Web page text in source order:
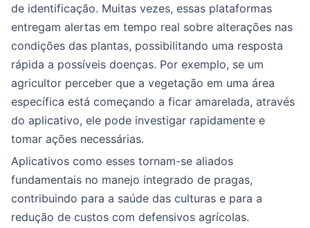
de identificação. Muitas vezes, essas plataformas
entregam alertas em tempo real sobre alterações nas
condições das plantas, possibilitando uma resposta
rápida a possíveis doenças. Por exemplo, se um
agricultor perceber que a vegetação em uma área
específica está começando a ficar amarelada, através
do aplicativo, ele pode investigar rapidamente e
tomar ações necessárias.
Aplicativos como esses tornam-se aliados
fundamentais no manejo integrado de pragas,
contribuindo para a saúde das culturas e para a
redução de custos com defensivos agrícolas.